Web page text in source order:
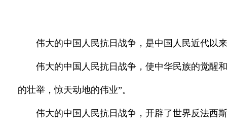
伟大的中国人民抗日战争，是中国人民近代以
伟大的中国人民抗日战争，使中华民族的觉醒
的壮举，惊天动地的伟业”。
伟大的中国人民抗日战争，开辟了世界反法西